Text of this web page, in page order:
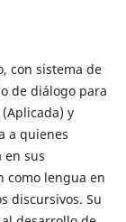
con sistema de
de diálogo para
y
a quienes
en sus
como lengua en
discursivos. Su